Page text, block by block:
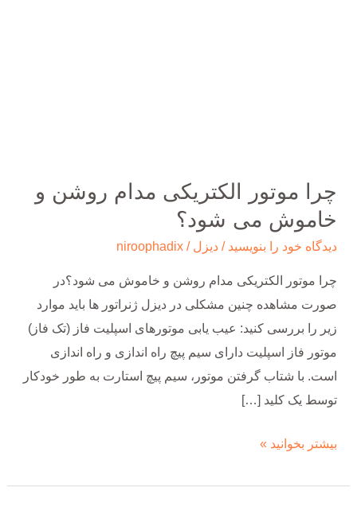
چرا موتور الکتریکی مدام روشن و
خاموش می شود؟
دیدگاه‌ خود را بنویسید /دیزل /
niroophadix
چرا موتور الکتریکی مدام روشن و خاموش می شود؟در
صورت مشاهده چنین مشکلی در دیزل ژنراتور ها باید موارد
زیر را بررسی کنید: عیب یابی موتورهای اسپلیت فاز (تک فاز)
موتور فاز اسپلیت دارای سیم پیچ راه اندازی و راه اندازی
است. با شتاب گرفتن موتور، سیم پیچ استارت به طور خودکار
توسط یک کلید […]
بیشتر بخوانید »